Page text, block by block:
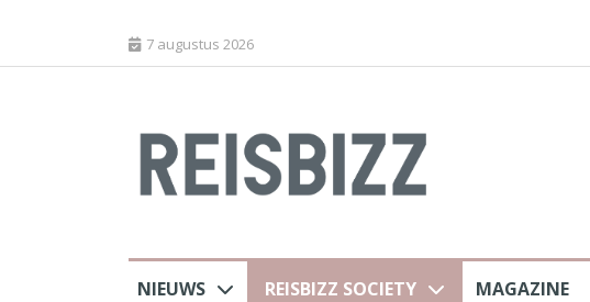
7 augustus 2026
NIEUWS REISBIZZ SOCIETY MAGAZINE